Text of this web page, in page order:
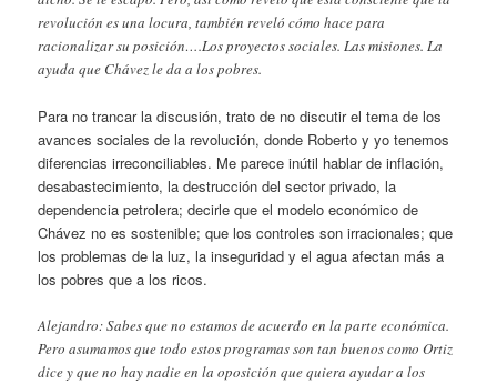
revolución es una locura, también reveló cómo hace para
racionalizar su posición….Los proyectos sociales. Las misiones. La
ayuda que Chávez le da a los pobres.
Para no trancar la discusión, trato de no discutir el tema de los
avances sociales de la revolución, donde Roberto y yo tenemos
diferencias irreconciliables. Me parece inútil hablar de inflación,
desabastecimiento, la destrucción del sector privado, la
dependencia petrolera; decirle que el modelo económico de
Chávez no es sostenible; que los controles son irracionales; que
los problemas de la luz, la inseguridad y el agua afectan más a
los pobres que a los ricos.
Alejandro: Sabes que no estamos de acuerdo en la parte económica.
Pero asumamos que todo estos programas son tan buenos como Ortiz
dice y que no hay nadie en la oposición que quiera ayudar a los